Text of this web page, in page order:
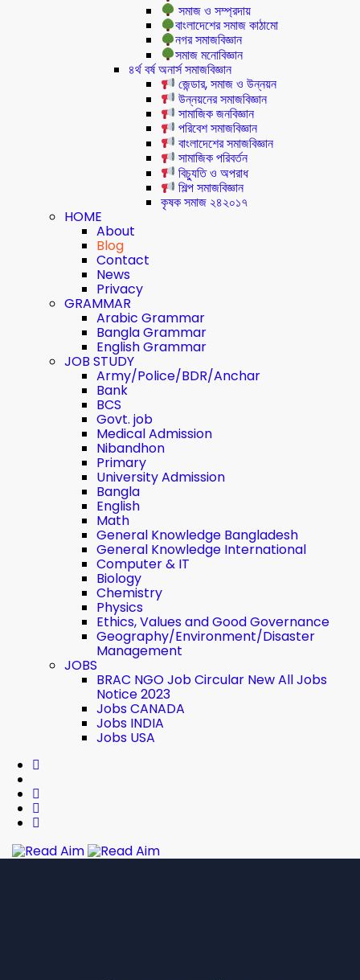
সমাজ ও সম্প্রদায়
বাংলাদেশের সমাজ কাঠামো
নগর সমাজবিজ্ঞান
সমাজ মনোবিজ্ঞান
৪র্থ বর্ষ অনার্স সমাজবিজ্ঞান
জেন্ডার, সমাজ ও উন্নয়ন
উন্নয়নের সমাজবিজ্ঞান
সামাজিক জনবিজ্ঞান
পরিবেশ সমাজবিজ্ঞান
বাংলাদেশের সমাজবিজ্ঞান
সামাজিক পরিবর্তন
বিচ্যুতি ও অপরাধ
শিল্প সমাজবিজ্ঞান
কৃষক সমাজ ২৪২০১৭
HOME
About
Blog
Contact
News
Privacy
GRAMMAR
Arabic Grammar
Bangla Grammar
English Grammar
JOB STUDY
Army/Police/BDR/Anchar
Bank
BCS
Govt. job
Medical Admission
Nibandhon
Primary
University Admission
Bangla
English
Math
General Knowledge Bangladesh
General Knowledge International
Computer & IT
Biology
Chemistry
Physics
Ethics, Values ​​and Good Governance
Geography/Environment/Disaster
Management
JOBS
BRAC NGO Job Circular New All Jobs
Notice 2023
Jobs CANADA
Jobs INDIA
Jobs USA
Read Aim